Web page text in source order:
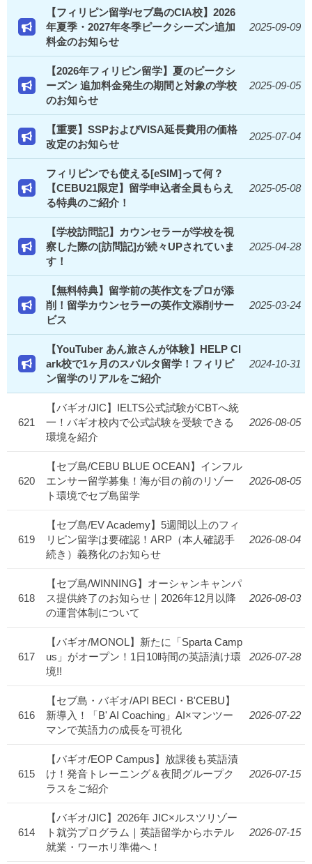
【フィリピン留学/セブ島のCIA校】2026
年夏季・2027年冬季ピークシーズン追加
料金のお知らせ
2025-09-09
【2026年フィリピン留学】夏のピークシ
ーズン 追加料金発生の期間と対象の学校
のお知らせ
2025-09-05
【重要】SSPおよびVISA延長費用の価格
改定のお知らせ
2025-07-04
フィリピンでも使える[eSIM]って何？
【CEBU21限定】留学申込者全員もらえ
る特典のご紹介！
2025-05-08
【学校訪問記】カウンセラーが学校を視
察した際の[訪問記]が続々UPされていま
す！
2025-04-28
【無料特典】留学前の英作文をプロが添
削！留学カウンセラーの英作文添削サー
ビス
2025-03-24
【YouTuber あん旅さんが体験】HELP Cl
ark校で1ヶ月のスパルタ留学！フィリピ
ン留学のリアルをご紹介
2024-10-31
621
【バギオ/JIC】IELTS公式試験がCBTへ統
一！バギオ校内で公式試験を受験できる
環境を紹介
2026-08-05
620
【セブ島/CEBU BLUE OCEAN】インフル
エンサー留学募集！海が目の前のリゾー
ト環境でセブ島留学
2026-08-05
619
【セブ島/EV Academy】5週間以上のフィ
リピン留学は要確認！ARP（本人確認手
続き）義務化のお知らせ
2026-08-04
618
【セブ島/WINNING】オーシャンキャンパ
ス提供終了のお知らせ｜2026年12月以降
の運営体制について
2026-08-03
617
【バギオ/MONOL】新たに「Sparta Camp
us」がオープン！1日10時間の英語漬け環
境!!
2026-07-28
616
【セブ島・バギオ/API BECI・B'CEBU】
新導入！「B' AI Coaching」AI×マンツー
マンで英語力の成長を可視化
2026-07-22
615
【バギオ/EOP Campus】放課後も英語漬
け！発音トレーニング＆夜間グループク
ラスをご紹介
2026-07-15
614
【バギオ/JIC】2026年 JIC×ルスツリゾー
ト就労プログラム｜英語留学からホテル
就業・ワーホリ準備へ！
2026-07-15